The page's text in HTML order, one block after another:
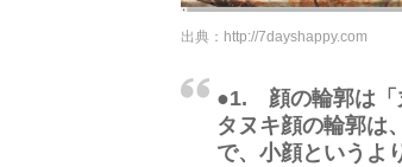
出典： http://7dayshappy.com
●1. 顔の輪郭は「
タヌキ顔の輪郭は
で、小顔というよ